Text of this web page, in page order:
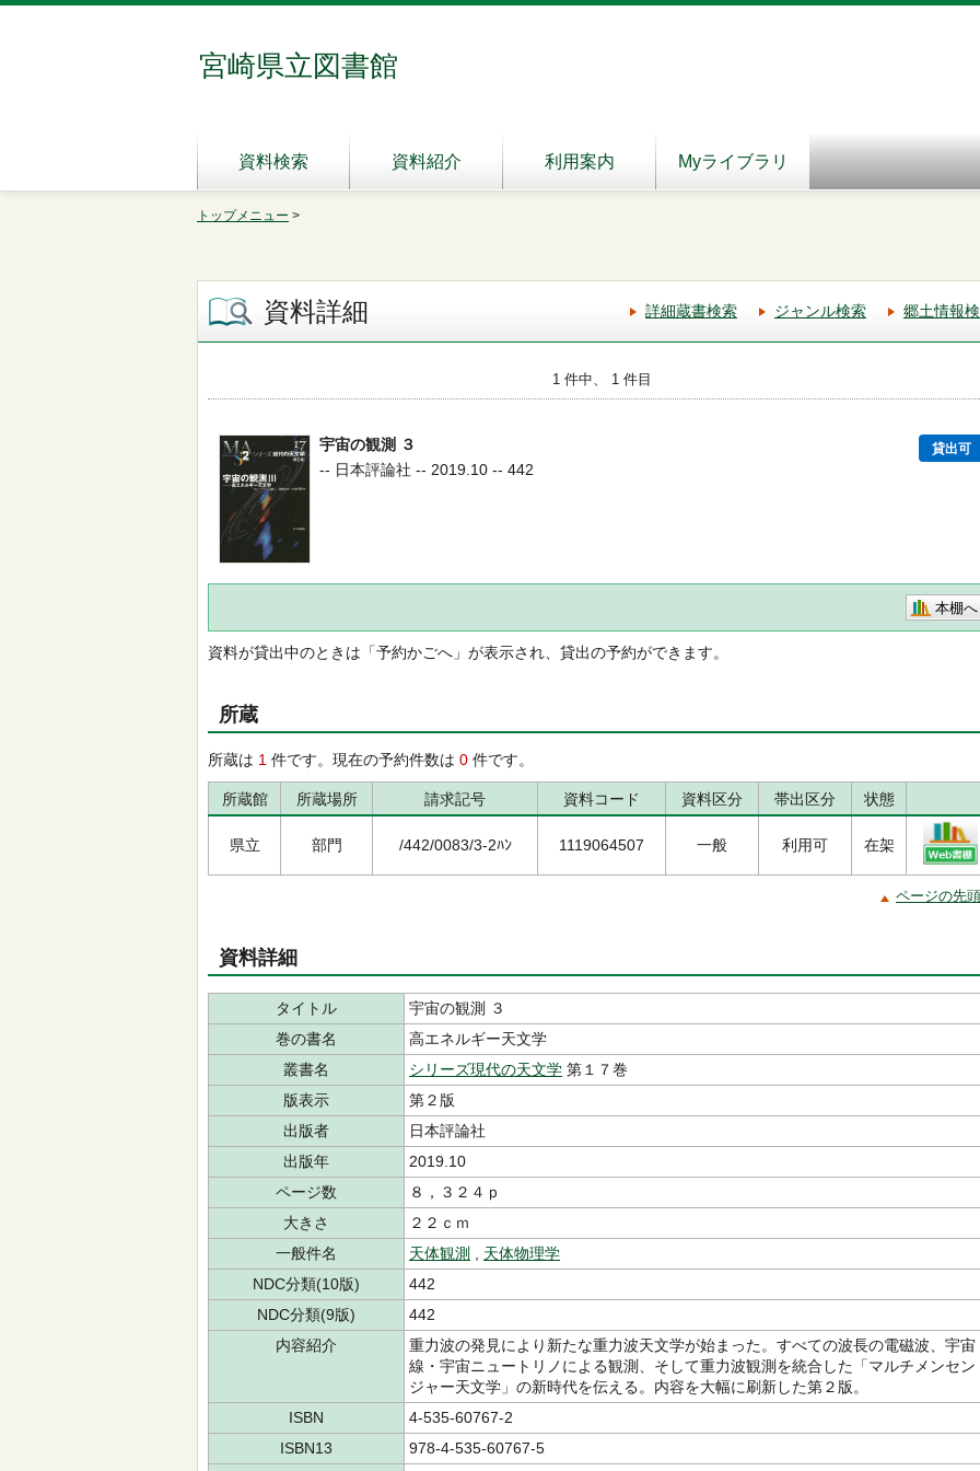
宮崎県立図書館
資料検索 資料紹介 利用案内 Myライブラリ
トップメニュー >
資料詳細 詳細蔵書検索 ジャンル検索 郷土情報
1 件中、 1 件目
宇宙の観測 ３ 貸出可
-- 日本評論社 -- 2019.10 -- 442
本棚へ
資料が貸出中のときは「予約かごへ」が表示され、貸出の予約ができます。
所蔵
所蔵は 1 件です。現在の予約件数は 0 件です。
所蔵館 所蔵場所 請求記号 資料コード 資料区分 帯出区分 状態
県立 部門 /442/0083/3-2ﾊﾝ 1119064507 一般 利用可 在架
ページの先
資料詳細
タイトル
宇宙の観測 ３
巻の書名
高エネルギー天文学
叢書名
シリーズ現代の天文学 第１７巻
版表示
第２版
出版者
日本評論社
出版年
2019.10
ページ数
８，３２４ｐ
大きさ
２２ｃｍ
一般件名
天体観測
天体物理学
NDC分類(10版)
442
NDC分類(9版)
442
内容紹介
重力波の発見により新たな重力波天文学が始まった。すべての波長の電磁波、宇宙
線・宇宙ニュートリノによる観測、そして重力波観測を統合した「マルチメンセン
ジャー天文学」の新時代を伝える。内容を大幅に刷新した第２版。
ISBN
4-535-60767-2
ISBN13
978-4-535-60767-5